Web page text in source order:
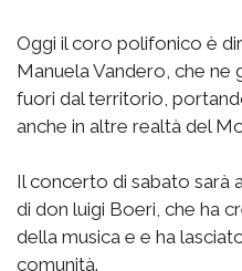
Oggi il coro polifonico è
Manuela Vandero, che ne
fuori dal territorio,
anche in altre realtà del
Il concerto di sabato sarà
di don luigi Boeri, che ha
della musica e e ha
comunità.